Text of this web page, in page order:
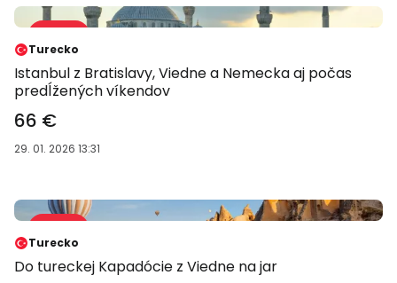
Predaj 47 %
Turecko
Istanbul z Bratislavy, Viedne a Nemecka aj počas
predĺžených víkendov
66 €
29. 01. 2026 13:31
Predaj 58 %
Turecko
Do tureckej Kapadócie z Viedne na jar